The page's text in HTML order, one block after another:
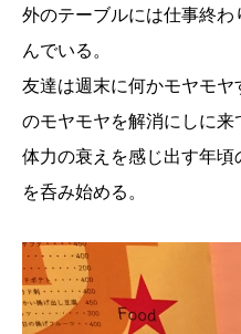
外のテーブルには仕事終
んでいる。
友達は週末に何かモヤモ
のモヤモヤを解消にしに来
体力の衰えを感じ出す年
を呑み始める。